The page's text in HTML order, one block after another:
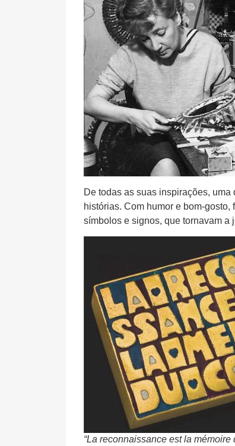
De todas as suas inspirações,
histórias. Com humor e bom-
símbolos e signos, que tornavam a
“La reconnaissance est la mémoire